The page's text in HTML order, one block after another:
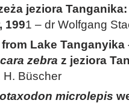
jeziora
1991 – dr Wolfgang
from Lake Tanganyika
zebra z jeziora
H. Büscher
microlepis